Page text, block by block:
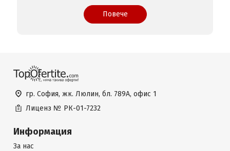
Повече
гр. София, жк. Люлин, бл. 789А, офис 1
Лиценз № РК-01-7232
Информация
За нас